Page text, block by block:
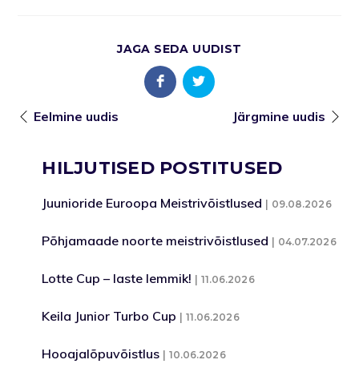
JAGA SEDA UUDIST
Eelmine uudis Järgmine uudis
HILJUTISED POSTITUSED
Juunioride Euroopa Meistrivõistlused 09.08.2026
Põhjamaade noorte meistrivõistlused 04.07.2026
Lotte Cup – laste lemmik! 11.06.2026
Keila Junior Turbo Cup 11.06.2026
Hooajalõpuvõistlus 10.06.2026